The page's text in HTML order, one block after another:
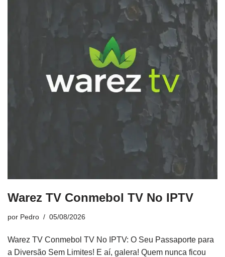
Warez TV Conmebol TV No IPTV
por Pedro 05/08/2026
Warez TV Conmebol TV No IPTV: O Seu Passaporte para
a Diversão Sem Limites! E aí, galera! Quem nunca ficou